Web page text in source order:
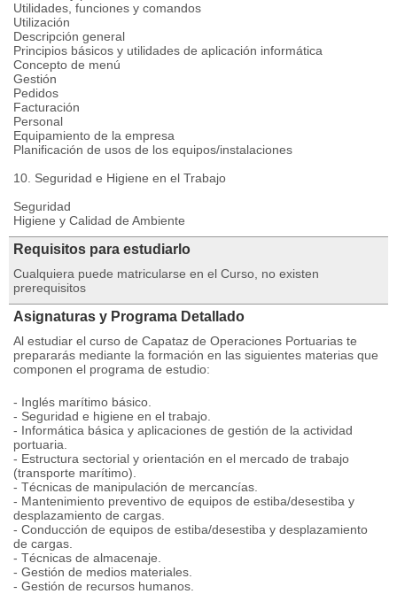
Utilidades, funciones y comandos
Utilización
Descripción general
Principios básicos y utilidades de aplicación informática
Concepto de menú
Gestión
Pedidos
Facturación
Personal
Equipamiento de la empresa
Planificación de usos de los equipos/instalaciones
10. Seguridad e Higiene en el Trabajo
Seguridad
Higiene y Calidad de Ambiente
Requisitos para estudiarlo
Cualquiera puede matricularse en el Curso, no existen
prerequisitos
Asignaturas y Programa Detallado
Al estudiar el curso de Capataz de Operaciones Portuarias te
prepararás mediante la formación en las siguientes materias que
componen el programa de estudio:
- Inglés marítimo básico.
- Seguridad e higiene en el trabajo.
- Informática básica y aplicaciones de gestión de la actividad
portuaria.
- Estructura sectorial y orientación en el mercado de trabajo
(transporte marítimo).
- Técnicas de manipulación de mercancías.
- Mantenimiento preventivo de equipos de estiba/desestiba y
desplazamiento de cargas.
- Conducción de equipos de estiba/desestiba y desplazamiento
de cargas.
- Técnicas de almacenaje.
- Gestión de medios materiales.
- Gestión de recursos humanos.